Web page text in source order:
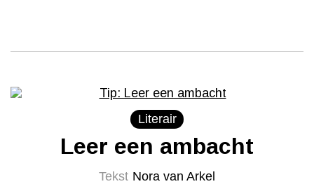
Literair
Leer een ambacht
Tekst Nora van Arkel